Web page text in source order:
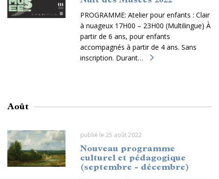
PROGRAMME: Atelier pour enfants : Clair
à nuageux 17H00 – 23H00 (Multilingue) À
partir de 6 ans, pour enfants
accompagnés à partir de 4 ans. Sans
inscription. Durant…
Août
publié le 25 août 2022
Nouveau programme
culturel et pédagogique
(septembre - décembre)